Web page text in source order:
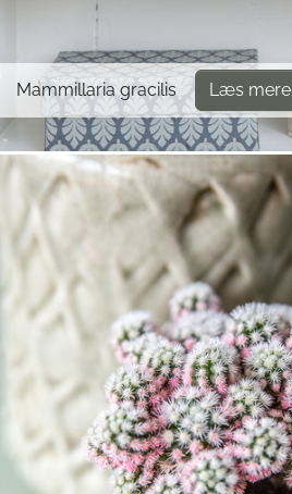
Mammillaria gracilis Læs mere